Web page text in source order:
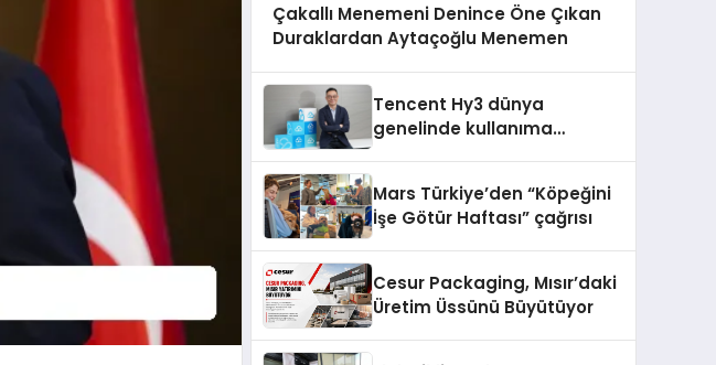
Çakallı Menemeni Denince Öne Çıkan
Duraklardan Aytaçoğlu Menemen
Tencent Hy3 dünya
genelinde kullanıma
Mars Türkiye’den “Köpeğini
İşe Götür Haftası” çağrısı
Cesur Packaging, Mısır’daki
Üretim Üssünü Büyütüyor